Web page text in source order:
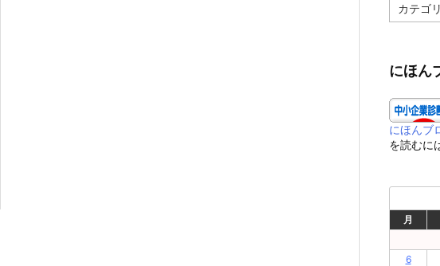
テ
ー
にほん
にほんブ
を読むに
月
6